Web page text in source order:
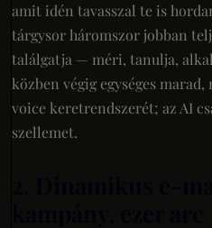
amit idén tavasszal te is
tárgysor háromszor jobban
találgatja — méri, tanulja,
közben végig egységes
voice keretrendszerét; az AI
szellemet.